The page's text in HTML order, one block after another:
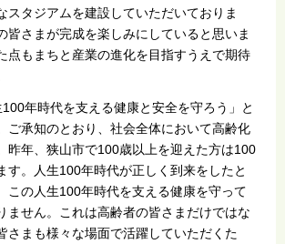
スタジアムを建設していただいておりま
皆さまが完成を楽しみにしていると思いま
点もまちと産業の進化を目指すうえで期待
年時代を支える健康と安全を守ろう」と
ご承知のとおり、社会全体において高齢化
昨年、狭山市で100歳以上を迎えた方は100
す。人生100年時代が正しく到来をしたと
この人生100年時代を支える健康を守って
ません。これは高齢者の皆さまだけではな
さまも様々な場面で活躍していただくた